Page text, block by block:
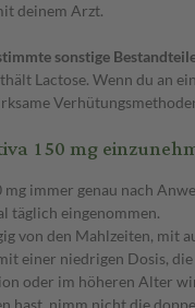
deinem Arzt.
sonstige
Lactose. Wenn du an
150 mg
immer genau nach
täglich eingenommen.
von den Mahlzeiten, mit
einer niedrigen Dosis,
oder im höheren Alter
hast, nimm nicht die